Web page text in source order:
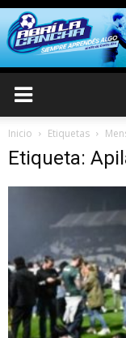
Inicio Etiquetas
Etiqueta: